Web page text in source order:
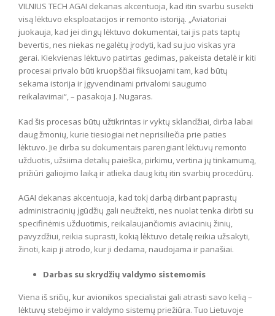
VILNIUS TECH AGAI dekanas akcentuoja, kad itin svarbu susekti
visą lėktuvo eksploatacijos ir remonto istoriją. „Aviatoriai
juokauja, kad jei dingų lėktuvo dokumentai, tai jis pats taptų
bevertis, nes niekas negalėtų įrodyti, kad su juo viskas yra
gerai. Kiekvienas lėktuvo patirtas gedimas, pakeista detalė ir kiti
procesai privalo būti kruopščiai fiksuojami tam, kad būtų
sekama istorija ir įgyvendinami privalomi saugumo
reikalavimai“, – pasakoja J. Nugaras.
Kad šis procesas būtų užtikrintas ir vyktų sklandžiai, dirba labai
daug žmonių, kurie tiesiogiai net neprisiliečia prie paties
lėktuvo. Jie dirba su dokumentais parengiant lėktuvų remonto
užduotis, užsiima detalių paieška, pirkimu, vertina jų tinkamumą,
prižiūri galiojimo laiką ir atlieka daug kitų itin svarbių procedūrų.
AGAI dekanas akcentuoja, kad tokį darbą dirbant paprastų
administracinių įgūdžių gali neužtekti, nes nuolat tenka dirbti su
specifinėmis užduotimis, reikalaujančiomis aviacinių žinių,
pavyzdžiui, reikia suprasti, kokią lėktuvo detalę reikia užsakyti,
žinoti, kaip ji atrodo, kur ji dedama, naudojama ir panašiai.
Darbas su skrydžių valdymo sistemomis
Viena iš sričių, kur avionikos specialistai gali atrasti savo kelią –
lėktuvų stebėjimo ir valdymo sistemų priežiūra. Tuo Lietuvoje